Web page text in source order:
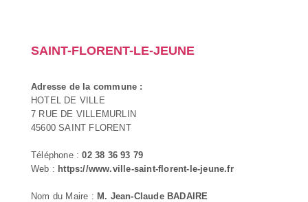
SAINT-FLORENT-LE-JEUNE
Adresse de la commune :
HOTEL DE VILLE
7 RUE DE VILLEMURLIN
45600 SAINT FLORENT
Téléphone :02 38 36 93 79
Web : https://www.ville-saint-florent-le-jeune.fr
Nom du Maire : M. Jean-Claude BADAIRE